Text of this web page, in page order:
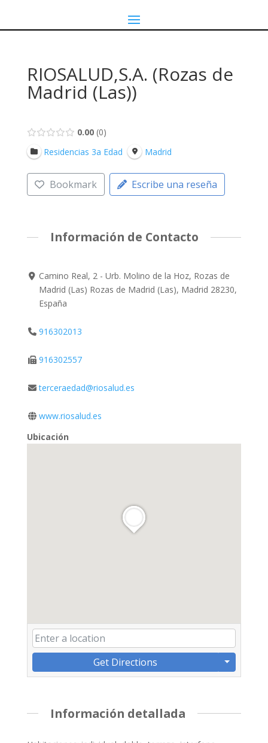
RIOSALUD,S.A. (Rozas de
Madrid (Las))
0.00 0
Residencias 3a Edad
Madrid
Bookmark Escribe una reseña
Información de Contacto
Camino Real, 2 - Urb. Molino de la Hoz, Rozas de
Madrid (Las) Rozas de Madrid (Las), Madrid 28230,
España
916302013
916302557
terceraedad@riosalud.es
www.riosalud.es
Ubicación
Get Directions
Información detallada